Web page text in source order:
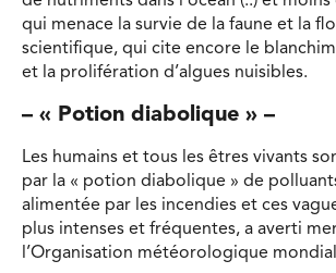
qui menace la survie de la faune et la
scientifique, qui cite encore le
et la prolifération d’algues nuisibles.
– « Potion diabolique » –
Les humains et tous les êtres vivants
par la « potion diabolique » de
alimentée par les incendies et ces
plus intenses et fréquentes, a averti
l’Organisation météorologique